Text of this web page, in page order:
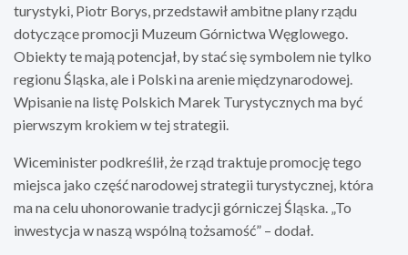
turystyki, Piotr Borys, przedstawił ambitne plany rządu
dotyczące promocji Muzeum Górnictwa Węglowego.
Obiekty te mają potencjał, by stać się symbolem nie tylko
regionu Śląska, ale i Polski na arenie międzynarodowej.
Wpisanie na listę Polskich Marek Turystycznych ma być
pierwszym krokiem w tej strategii.
Wiceminister podkreślił, że rząd traktuje promocję tego
miejsca jako część narodowej strategii turystycznej, która
ma na celu uhonorowanie tradycji górniczej Śląska. „To
inwestycja w naszą wspólną tożsamość” – dodał.